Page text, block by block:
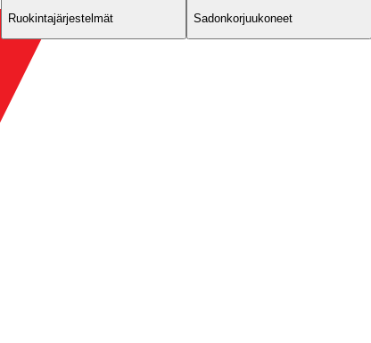
Ruokintajärjestelmät Sadonkorjuukoneet